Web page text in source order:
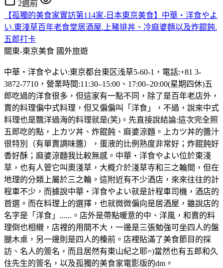
2週前
【孤獨的美食家實訪第114家-日本東京美食】中華・洋食やよ
い.東淺草百年老食堂居酒屋.上豬排丼、冷麻婆麵以及炸餛飩.
五郎打卡
關東-東京美食 國外旅遊
中華・洋食やよい:東京都台東区浅草5-60-1，電話:+81 3-
3872-7710，營業時間:11:30–15:00、17:00–20:00(星期四休)五
郎吃過的洋食很多，但這家有一點不同，除了是百年老店外，
賣的料理偏中式料理，但又偏偏叫「洋食」，不過，說來中式
料理也是飄洋過海的料理就是(笑)。先直接說結論:這次完全照
五郎吃的點，上カツ丼、炸餛飩、麻婆涼麵。上カツ丼的醬汁
很特別（有單賣調味醬），蛋液的比例熟度非常好；炸餛飩好
香好酥；麻婆涼麵我比較無感。中華・洋食やよい位於東淺
草，也有人管它叫奧淺草，大概介於淺草寺和三之輪間，但在
地理的分類上屬於三之輪。這附近有不少酒店，來來往往的計
程車不少，而據說中華・洋食やよい就是計程車司機，酒店的
首選。而在料理上的選擇，也就微微偏向是居酒屋，雖說店的
名字是「洋食」......。店外是帶點暖意的中、洋風，和賣的料
理倒也相櫬，店裡的用間不大，一邊是三張勉強可坐四人的盤
腿木桌，另一邊則是四人的檯前。店裡貼滿了美食節目的採
訪、名人的簽名，而且居然有東山紀之耶=)當然也有五郎和久
住先生的簽名，以及孤獨的美食家電影版的dm。